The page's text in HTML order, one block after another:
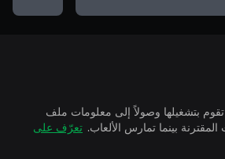
تقوم بتشغيلها وصولاً إلى معلومات ملف
تعرّف على